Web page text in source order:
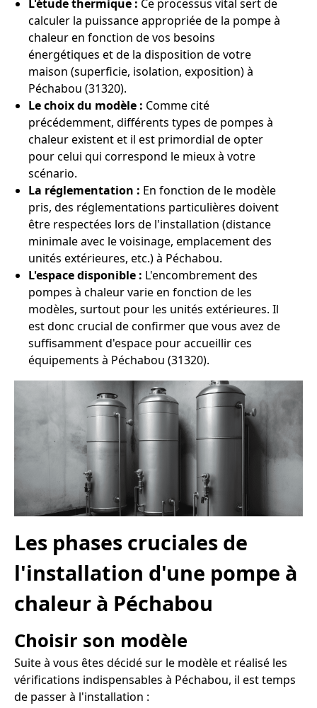
L'étude thermique : Ce processus vital sert de
calculer la puissance appropriée de la pompe à
chaleur en fonction de vos besoins
énergétiques et de la disposition de votre
maison (superficie, isolation, exposition) à
Péchabou (31320).
Le choix du modèle : Comme cité
précédemment, différents types de pompes à
chaleur existent et il est primordial de opter
pour celui qui correspond le mieux à votre
scénario.
La réglementation : En fonction de le modèle
pris, des réglementations particulières doivent
être respectées lors de l'installation (distance
minimale avec le voisinage, emplacement des
unités extérieures, etc.) à Péchabou.
L'espace disponible : L'encombrement des
pompes à chaleur varie en fonction de les
modèles, surtout pour les unités extérieures. Il
est donc crucial de confirmer que vous avez de
suffisamment d'espace pour accueillir ces
équipements à Péchabou (31320).
Les phases cruciales de
l'installation d'une pompe à
chaleur à Péchabou
Choisir son modèle
Suite à vous êtes décidé sur le modèle et réalisé les
vérifications indispensables à Péchabou, il est temps
de passer à l'installation :